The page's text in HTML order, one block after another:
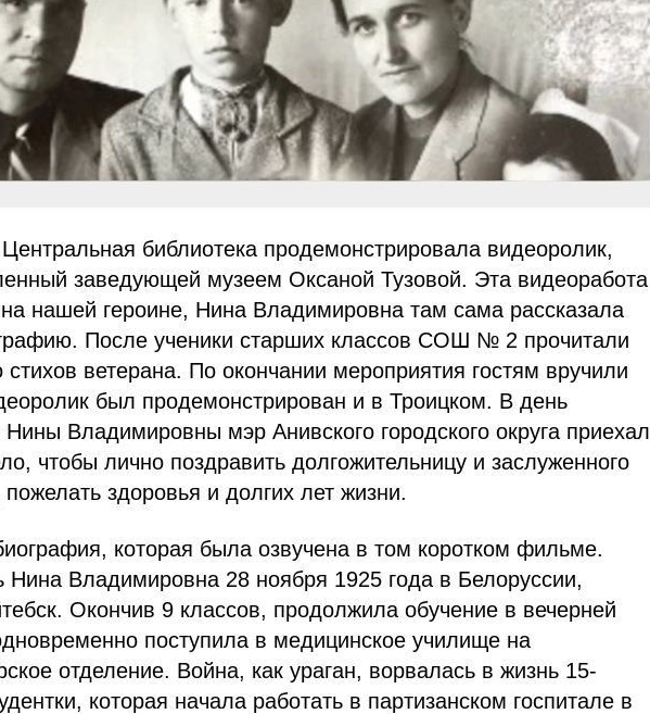
библиотека продемонстрировала видеоролик,
заведующей музеем Оксаной Тузовой. Эта видеоработа
нашей героине, Нина Владимировна там сама рассказала
После ученики старших классов СОШ № 2 прочитали
стихов ветерана. По окончании мероприятия гостям вручили
был продемонстрирован и в Троицком. В день
Владимировны мэр Анивского городского округа приехал
чтобы лично поздравить долгожительницу и заслуженного
пожелать здоровья и долгих лет жизни.
которая была озвучена в том коротком фильме.
Нина Владимировна 28 ноября 1925 года в Белоруссии,
Окончив 9 классов, продолжила обучение в вечерней
поступила в медицинское училище на
отделение. Война, как ураган, ворвалась в жизнь 15-
которая начала работать в партизанском госпитале в